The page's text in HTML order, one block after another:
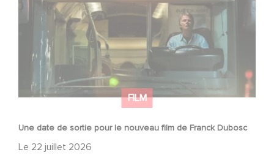
FILM
Une date de sortie pour le nouveau film de Franck Dubosc
Le 22 juillet 2026